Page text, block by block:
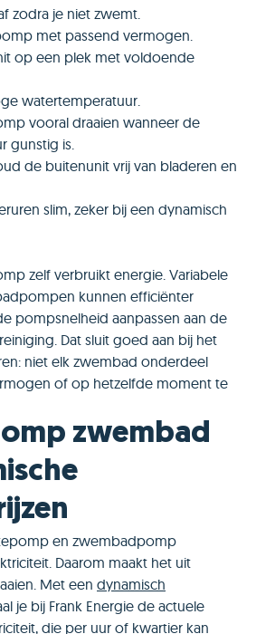
zodra je niet zwemt.
met passend vermogen.
op een plek met voldoende
watertemperatuur.
vooral draaien wanneer de
gunstig is.
de buitenunit vrij van bladeren en
slim, zeker bij een dynamisch
zelf verbruikt energie. Variabele
kunnen efficiënter
pompsnelheid aanpassen aan de
Dat sluit goed aan bij het
niet elk zwembad onderdeel
of op hetzelfde moment te
zwembad
en zwembadpomp
Daarom maakt het uit
Met een dynamisch
je bij Frank Energie de actuele
die per uur of kwartier kan